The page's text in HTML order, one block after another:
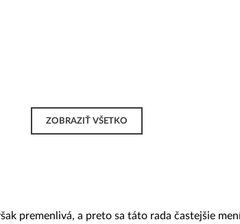
ZOBRAZIŤ VŠETKO
premenlivá, a preto sa táto rada častejšie